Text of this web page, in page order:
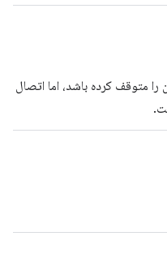
را متوقف کرده باشد، اما اتصال